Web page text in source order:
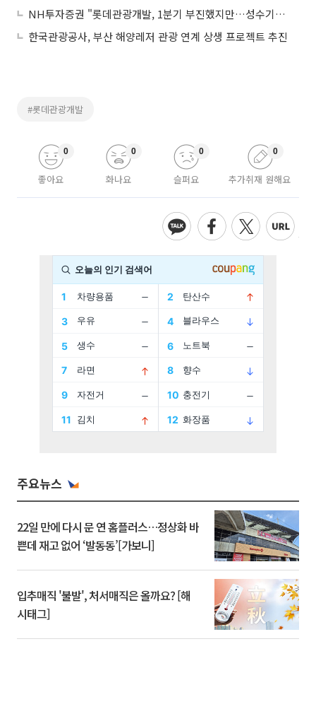
NH투자증권 "롯데관광개발, 1분기 부진했지만…성수기와 함께 호실적 전망"
한국관광공사, 부산 해양레저 관광 연계 상생 프로젝트 추진
#롯데관광개발
좋아요
0
화나요
0
슬퍼요
0
추가취재 원해요
0
주요뉴스
22일 만에 다시 문 연 홈플러스…정상화 바
쁜데 재고 없어 ‘발동동’[가보니]
입추매직 '불발', 처서매직은 올까요? [해
시태그]